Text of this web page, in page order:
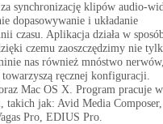
synchronizację klipów audio-
dopasowywanie i układanie
czasu. Aplikacja działa w
czemu zaoszczędzimy nie
nas również mnóstwo
ręcznej konfiguracji.
Mac OS X. Program pracuje w
takich jak: Avid Media Composer,
Pro, EDIUS Pro.